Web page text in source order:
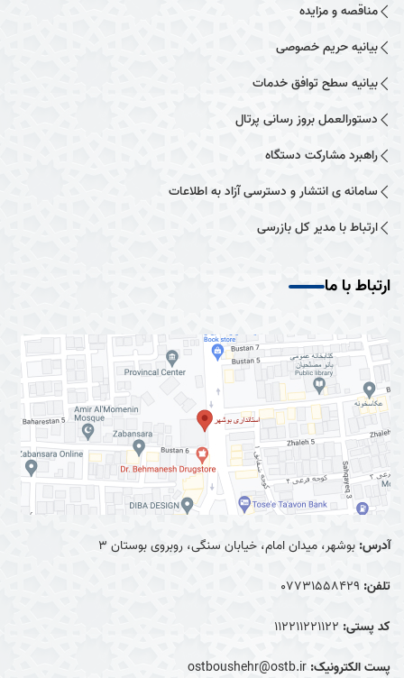
مناقصه و مزایده
بیانیه حریم خصوصی
بیانیه سطح توافق خدمات
دستورالعمل بروز رسانی پرتال
راهبرد مشارکت دستگاه
سامانه ی انتشار و دسترسی آزاد به اطلاعات
ارتباط با مدیر کل بازرسی
ارتباط با ما
آدرس: بوشهر، میدان امام، خیابان سنگی، روبروی بوستان ۳
تلفن: 0۷۷۳۱۵۵۸۴۲۹
کد پستی: ۱۱۲۲۱۱۲۲۱۱۲۲
پست الکترونیک: ostboushehr@ostb.ir